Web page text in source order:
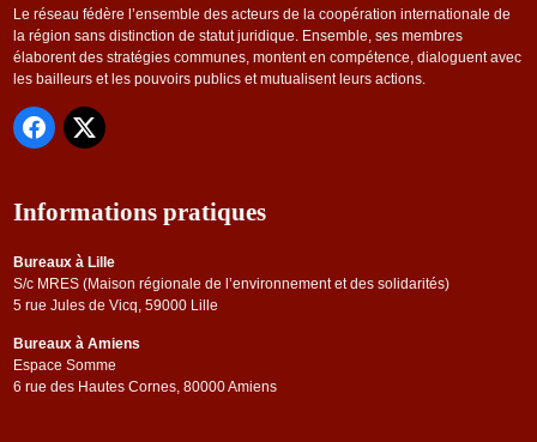
Le réseau fédère l’ensemble des acteurs de la coopération internationale de
la région sans distinction de statut juridique. Ensemble, ses membres
élaborent des stratégies communes, montent en compétence, dialoguent avec
les bailleurs et les pouvoirs publics et mutualisent leurs actions.
Informations pratiques
Bureaux à Lille
S/c MRES (Maison régionale de l’environnement et des solidarités)
5 rue Jules de Vicq, 59000 Lille
Bureaux à Amiens
Espace Somme
6 rue des Hautes Cornes, 80000 Amiens